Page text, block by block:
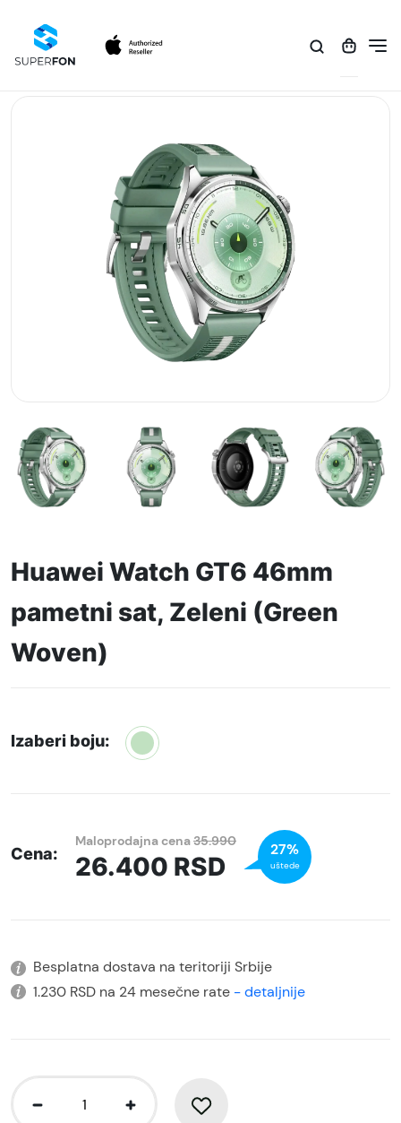
Huawei Watch GT6 46mm
pametni sat, Zeleni (Green
Woven)
Izaberi boju:
Cena:
Maloprodajna cena35.990
26.400 RSD
27%
uštede
Besplatna dostava na teritoriji Srbije
1.230 RSD na 24 mesečne rate - detaljnije